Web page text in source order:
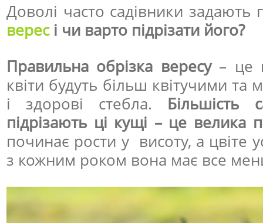
Доволі часто садівники задають
вересі чи варто підрізати його?
Правильна обрізка вересу– це
квіти будуть більш квітучими та
і здорові стебла. Більшість
підрізають ці кущі – це велика
починає рости у висоту, а цвіте
з кожним роком вона має все